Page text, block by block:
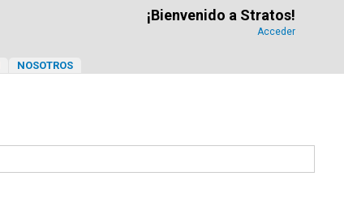
¡Bienvenido a Stratos!
Acceder
NOSOTROS